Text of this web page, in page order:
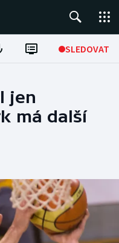
SLEDOVAT
jen
má další